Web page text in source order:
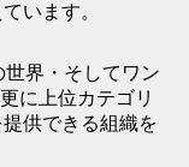
います。
界・そしてワン
に上位カテゴリ
供できる組織を